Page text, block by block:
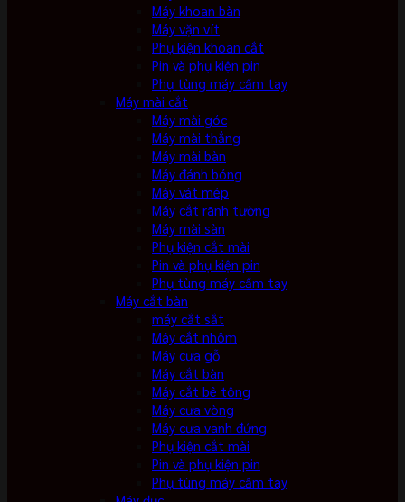
Máy khoan bàn
Máy vặn vít
Phụ kiện khoan cắt
Pin và phụ kiện pin
Phụ tùng máy cầm tay
Máy mài cắt
Máy mài góc
Máy mài thẳng
Máy mài bàn
Máy đánh bóng
Máy vát mép
Máy cắt rãnh tường
Máy mài sàn
Phụ kiện cắt mài
Pin và phụ kiện pin
Phụ tùng máy cầm tay
Máy cắt bàn
máy cắt sắt
Máy cắt nhôm
Máy cưa gỗ
Máy cắt bàn
Máy cắt bê tông
Máy cưa vòng
Máy cưa vanh đứng
Phụ kiện cắt mài
Pin và phụ kiện pin
Phụ tùng máy cầm tay